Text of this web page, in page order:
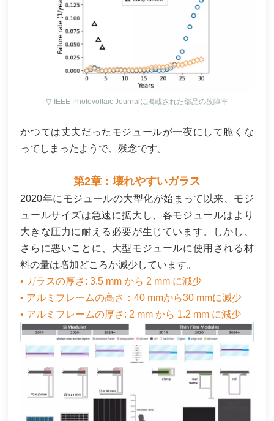
▽ IEEE Photovoltaic Journalに掲載された部品の故障率
かつては丈夫だったモジュールが一夜にして脆くな
ってしまったようで、残念です。
第2章：壊れやすいガラス
2020年にモジュールの大型化が始まって以来、モジ
ュールサイズは急速に拡大し、各モジュールはより
大きな圧力に耐える必要が生じています。しかし、
さらに悪いことに、大型モジュールに使用される材
料の量は増加どころか減少しています。
• ガラスの厚さ: 3.5 mm から 2 mm に減少
• アルミフレームの高さ：40 mmから30 mmに減少
• アルミフレームの厚さ: 2 mm から 1.2 mm に減少